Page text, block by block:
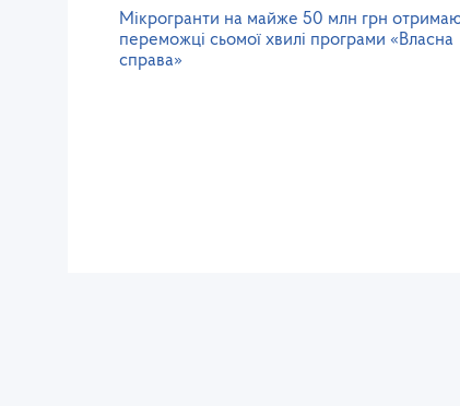
Мікрогранти на майже 50 млн грн
переможці сьомої хвилі програми «Власна
справа»